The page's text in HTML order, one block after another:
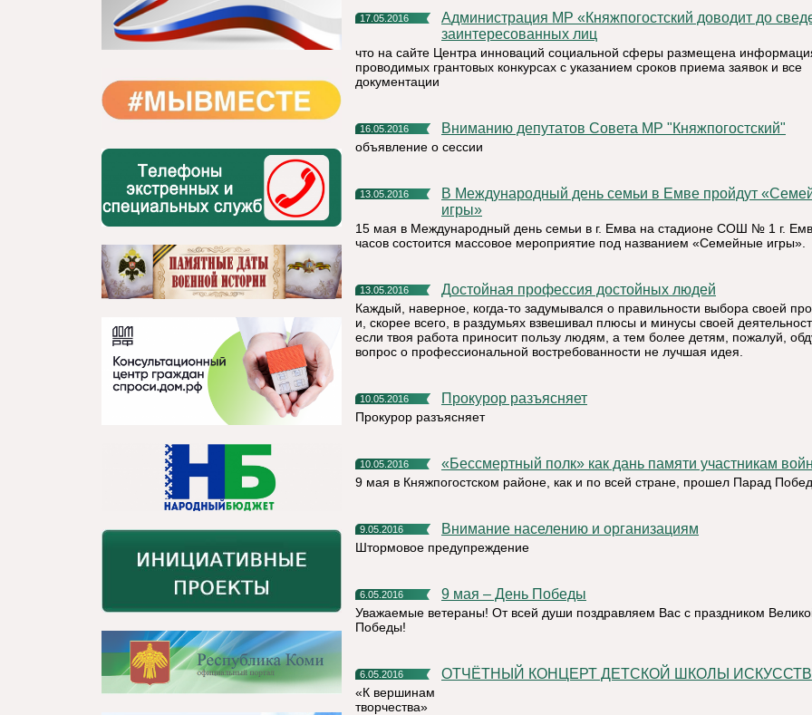
17.05.2016
Администрация МР «Княжпогостский доводит до сведения
заинтересованных лиц
что на сайте Центра инноваций социальной сферы размещена
проводимых грантовых конкурсах с указанием сроков приема заявок и все
документации
16.05.2016 Вниманию депутатов Совета МР "Княжпогостский"
объявление о сессии
13.05.2016
В Международный день семьи в Емве пройдут «Семейные
игры»
15 мая в Международный день семьи в г. Емва на стадионе СОШ № 1 г.
часов состоится массовое мероприятие под названием «Семейные игры».
13.05.2016 Достойная профессия достойных людей
Каждый, наверное, когда-то задумывался о правильности выбора своей
и, скорее всего, в раздумьях взвешивал плюсы и минусы своей
если твоя работа приносит пользу людям, а тем более детям, пожалуй,
вопрос о профессиональной востребованности не лучшая идея.
10.05.2016 Прокурор разъясняет
Прокурор разъясняет
10.05.2016 «Бессмертный полк» как дань памяти участникам
9 мая в Княжпогостском районе, как и по всей стране, прошел Парад
9.05.2016 Внимание населению и организациям
Штормовое предупреждение
6.05.2016 9 мая – День Победы
Уважаемые ветераны! От всей души поздравляем Вас с праздником
Победы!
6.05.2016 ОТЧЁТНЫЙ КОНЦЕРТ ДЕТСКОЙ ШКОЛЫ ИСКУССТВ
«К вершинам
творчества»